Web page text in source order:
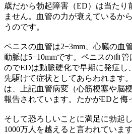
歳だから勃起障害（ED）は当たり
ません。血管の力が衰えているか
うのです。
ペニスの血管は2−3mm、心臓の血
動脈は5−10mmです。ペニスの血
のでEDは動脈硬化で早期に発症し
先駆けて症状としてあらわれます
は、上記血管病変（心筋梗塞や脳
報告されています。たかがEDと侮
そして恐ろしいことに満足に勃起
1000万人を越えると言われています